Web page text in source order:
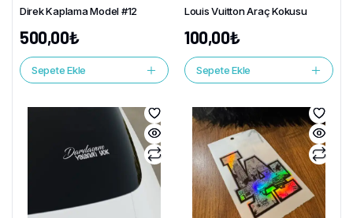
Direk Kaplama Model #12
500,00₺
Sepete Ekle
Louis Vuitton Araç Kokusu
100,00₺
Sepete Ekle